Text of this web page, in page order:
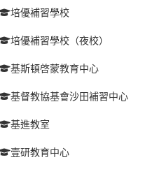
培優補習學校
培優補習學校（夜校）
基斯頓啓蒙教育中心
基督教協基會沙田補習中心
基進教室
壹研教育中心